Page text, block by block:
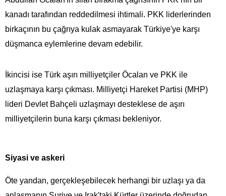
kanadı tarafından reddedilmesi ihtimali. PKK liderlerinden
birkaçının bu çağrıya kulak asmayarak Türkiye'ye karşı
düşmanca eylemlerine devam edebilir.
İkincisi ise Türk aşırı milliyetçiler Öcalan ve PKK ile
uzlaşmaya karşı çıkması. Milliyetçi Hareket Partisi (MHP)
lideri Devlet Bahçeli uzlaşmayı desteklese de aşırı
milliyetçilerin buna karşı çıkması bekleniyor.
Siyasi ve askeri
Öte yandan, gerçekleşebilecek herhangi bir uzlaşı ya da